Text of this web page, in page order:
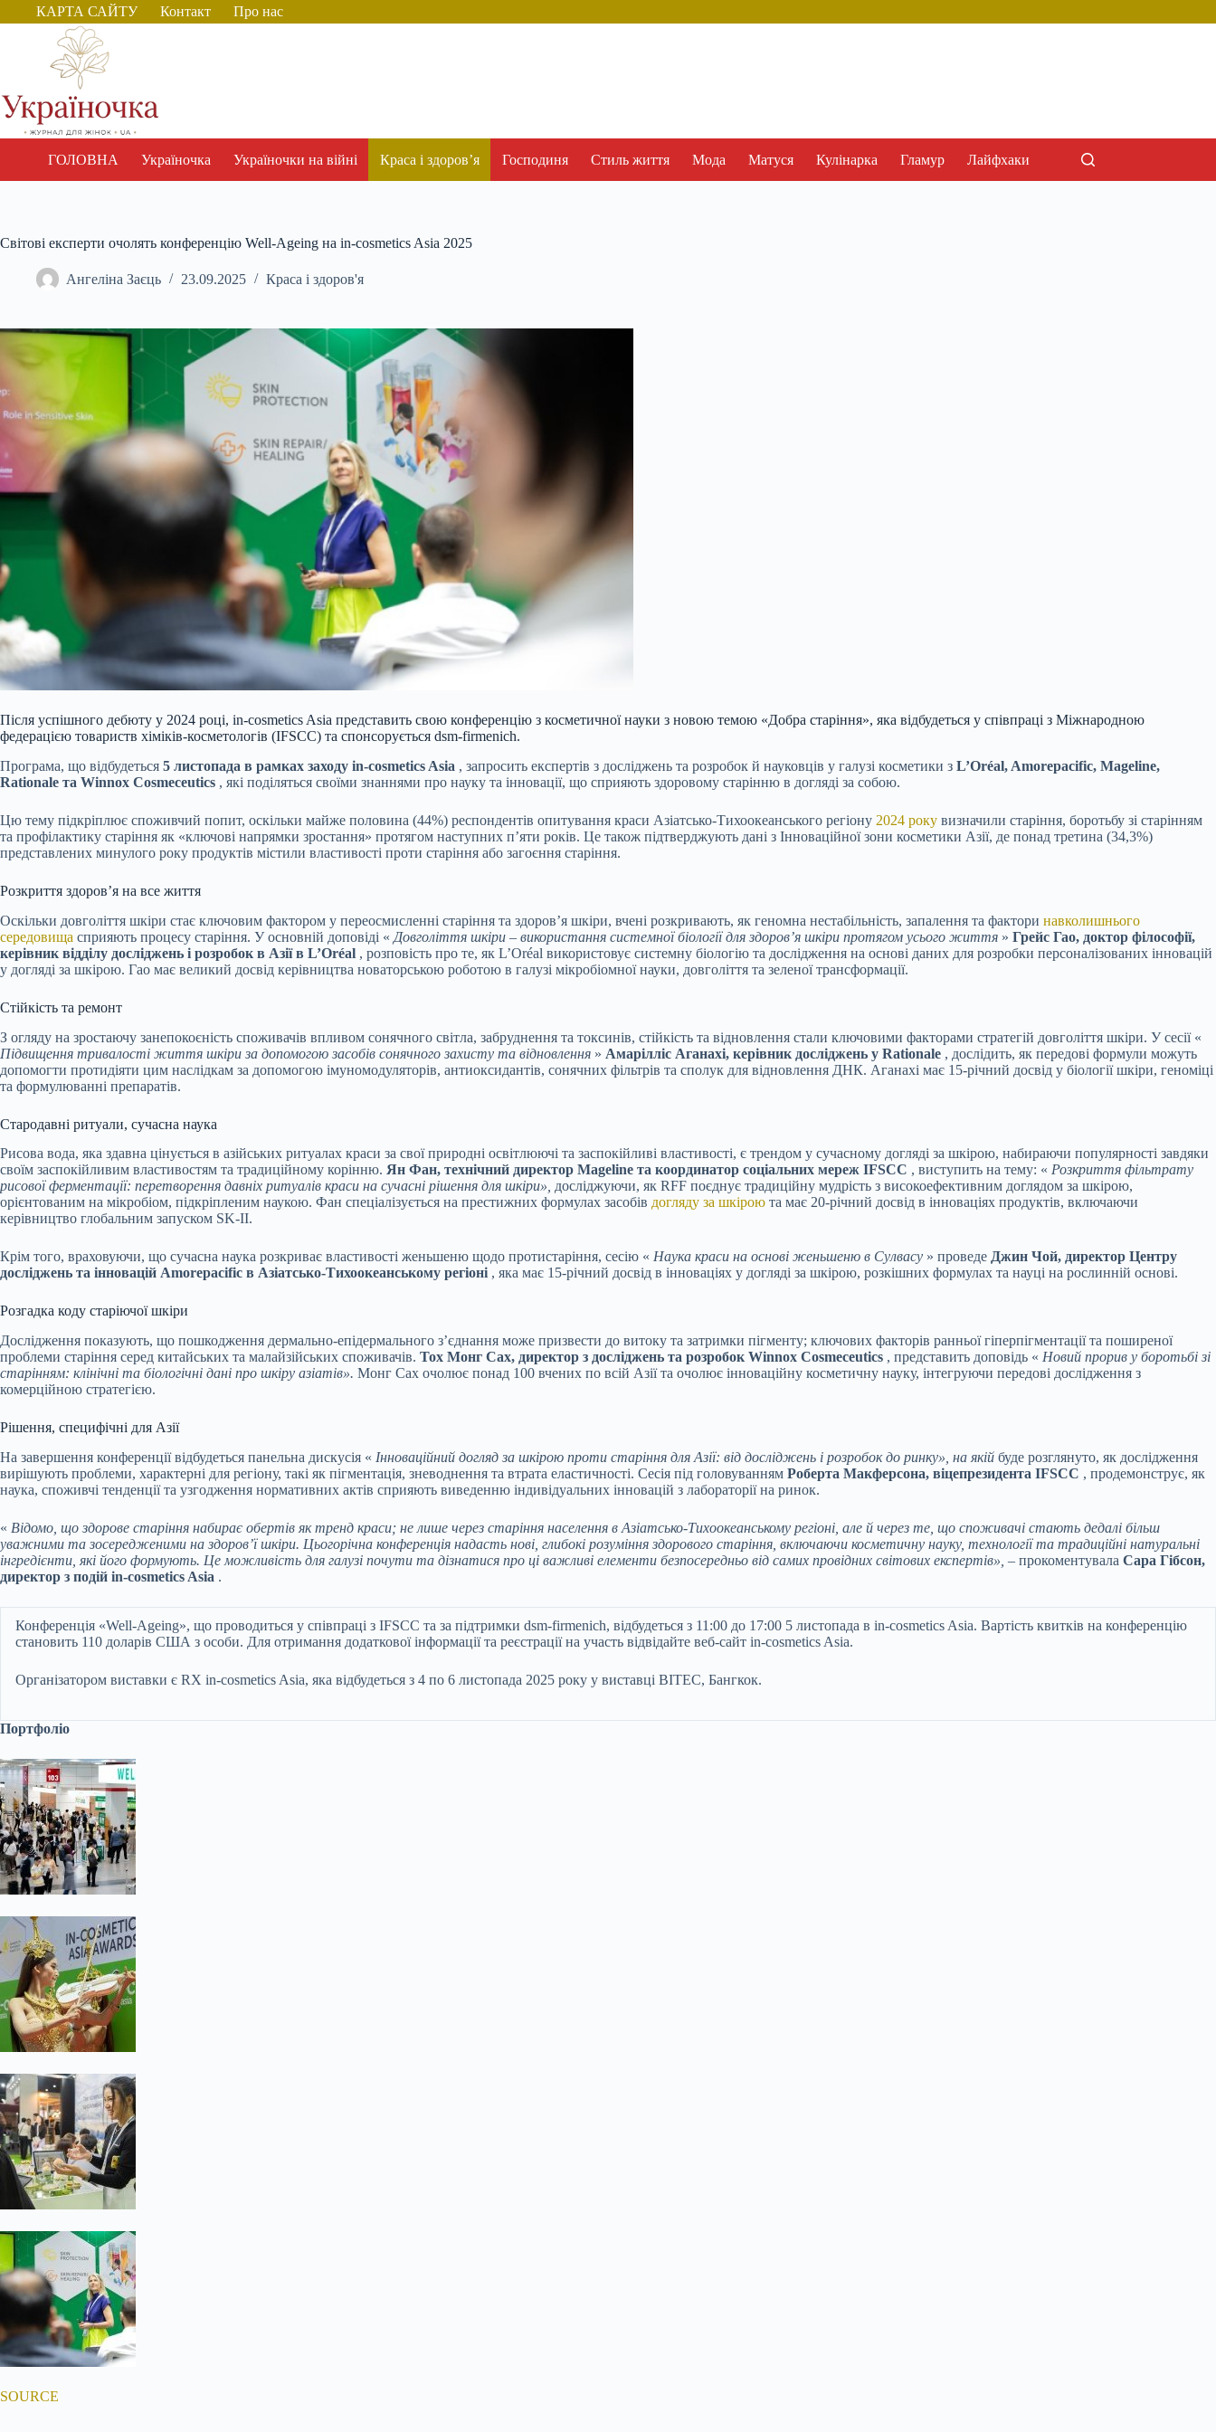
Перейти
до
КАРТА САЙТУ Контакт Про нас
ГОЛОВНА Україночка Україночки на війні Краса і здоров’я Господиня Стиль життя Мода Матуся Кулінарка Гламур Лайфхаки
Світові експерти очолять конференцію Well-Ageing на in-cosmetics Asia 2025
Ангеліна Заєць 23.09.2025 Краса і здоров'я
Після успішного дебюту у 2024 році, in-cosmetics Asia представить свою конференцію з косметичної науки з новою темою «Добра старіння», яка відбудеться у співпраці з Міжнародною
федерацією товариств хіміків-косметологів (IFSCC) та спонсорується dsm-firmenich.
Програма, що відбудеться 5 листопада в рамках заходу in-cosmetics Asia , запросить експертів з досліджень та розробок й науковців у галузі косметики з L’Oréal, Amorepacific, Mageline,
Rationale та Winnox Cosmeceutics , які поділяться своїми знаннями про науку та інновації, що сприяють здоровому старінню в догляді за собою.
Цю тему підкріплює споживчий попит, оскільки майже половина (44%) респондентів опитування краси Азіатсько-Тихоокеанського регіону 2024 року визначили старіння, боротьбу зі старінням
та профілактику старіння як «ключові напрямки зростання» протягом наступних п’яти років. Це також підтверджують дані з Інноваційної зони косметики Азії, де понад третина (34,3%)
представлених минулого року продуктів містили властивості проти старіння або загоєння старіння.
Розкриття здоров’я на все життя
Оскільки довголіття шкіри стає ключовим фактором у переосмисленні старіння та здоров’я шкіри, вчені розкривають, як геномна нестабільність, запалення та фактори навколишнього
середовища сприяють процесу старіння. У основній доповіді « Довголіття шкіри – використання системної біології для здоров’я шкіри протягом усього життя » Грейс Гао, доктор філософії,
керівник відділу досліджень і розробок в Азії в L’Oréal , розповість про те, як L’Oréal використовує системну біологію та дослідження на основі даних для розробки персоналізованих інновацій
у догляді за шкірою. Гао має великий досвід керівництва новаторською роботою в галузі мікробіомної науки, довголіття та зеленої трансформації.
Стійкість та ремонт
З огляду на зростаючу занепокоєність споживачів впливом сонячного світла, забруднення та токсинів, стійкість та відновлення стали ключовими факторами стратегій довголіття шкіри. У сесії «
Підвищення тривалості життя шкіри за допомогою засобів сонячного захисту та відновлення » Амарілліс Аганахі, керівник досліджень у Rationale , дослідить, як передові формули можуть
допомогти протидіяти цим наслідкам за допомогою імуномодуляторів, антиоксидантів, сонячних фільтрів та сполук для відновлення ДНК. Аганахі має 15-річний досвід у біології шкіри, геноміці
та формулюванні препаратів.
Стародавні ритуали, сучасна наука
Рисова вода, яка здавна цінується в азійських ритуалах краси за свої природні освітлюючі та заспокійливі властивості, є трендом у сучасному догляді за шкірою, набираючи популярності завдяки
своїм заспокійливим властивостям та традиційному корінню. Ян Фан, технічний директор Mageline та координатор соціальних мереж IFSCC , виступить на тему: « Розкриття фільтрату
рисової ферментації: перетворення давніх ритуалів краси на сучасні рішення для шкіри», досліджуючи, як RFF поєднує традиційну мудрість з високоефективним доглядом за шкірою,
орієнтованим на мікробіом, підкріпленим наукою. Фан спеціалізується на престижних формулах засобів догляду за шкірою та має 20-річний досвід в інноваціях продуктів, включаючи
керівництво глобальним запуском SK-II.
Крім того, враховуючи, що сучасна наука розкриває властивості женьшеню щодо протистаріння, сесію « Наука краси на основі женьшеню в Сулвасу » проведе Джин Чой, директор Центру
досліджень та інновацій Amorepacific в Азіатсько-Тихоокеанському регіоні , яка має 15-річний досвід в інноваціях у догляді за шкірою, розкішних формулах та науці на рослинній основі.
Розгадка коду старіючої шкіри
Дослідження показують, що пошкодження дермально-епідермального з’єднання може призвести до витоку та затримки пігменту; ключових факторів ранньої гіперпігментації та поширеної
проблеми старіння серед китайських та малайзійських споживачів. Тох Монг Сах, директор з досліджень та розробок Winnox Cosmeceutics , представить доповідь « Новий прорив у боротьбі зі
старінням: клінічні та біологічні дані про шкіру азіатів». Монг Сах очолює понад 100 вчених по всій Азії та очолює інноваційну косметичну науку, інтегруючи передові дослідження з
комерційною стратегією.
Рішення, специфічні для Азії
На завершення конференції відбудеться панельна дискусія « Інноваційний догляд за шкірою проти старіння для Азії: від досліджень і розробок до ринку», на якій буде розглянуто, як дослідження
вирішують проблеми, характерні для регіону, такі як пігментація, зневоднення та втрата еластичності. Сесія під головуванням Роберта Макферсона, віцепрезидента IFSCC , продемонструє, як
наука, споживчі тенденції та узгодження нормативних актів сприяють виведенню індивідуальних інновацій з лабораторії на ринок.
« Відомо, що здорове старіння набирає обертів як тренд краси; не лише через старіння населення в Азіатсько-Тихоокеанському регіоні, але й через те, що споживачі стають дедалі більш
уважними та зосередженими на здоров’ї шкіри. Цьогорічна конференція надасть нові, глибокі розуміння здорового старіння, включаючи косметичну науку, технології та традиційні натуральні
інгредієнти, які його формують. Це можливість для галузі почути та дізнатися про ці важливі елементи безпосередньо від самих провідних світових експертів», – прокоментувала Сара Гібсон,
директор з подій in-cosmetics Asia .
Конференція «Well-Ageing», що проводиться у співпраці з IFSCC та за підтримки dsm-firmenich, відбудеться з 11:00 до 17:00 5 листопада в in-cosmetics Asia. Вартість квитків на конференцію
становить 110 доларів США з особи. Для отримання додаткової інформації та реєстрації на участь відвідайте веб-сайт in-cosmetics Asia.
Організатором виставки є RX in-cosmetics Asia, яка відбудеться з 4 по 6 листопада 2025 року у виставці BITEC, Бангкок.
Портфоліо
SOURCE